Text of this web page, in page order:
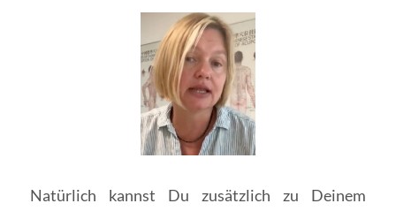
Natürlich kannst Du zusätzlich zu Deinem